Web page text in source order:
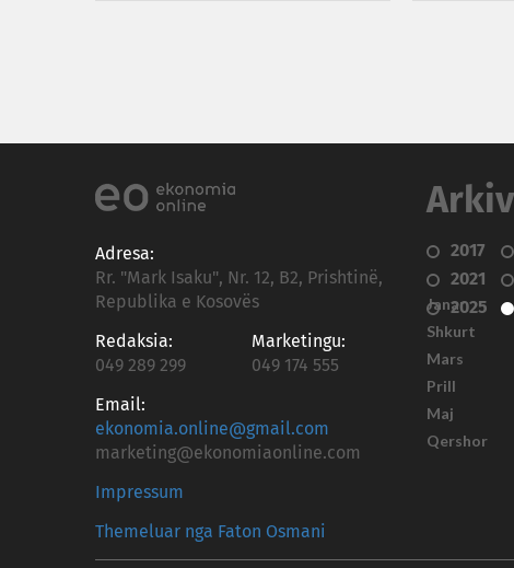
Adresa:
Rr. "Mark Isaku", Nr. 12, B2, Prishtinë,
Republika e Kosovës
Redaksia:
049 289 299
Marketingu:
049 174 555
Email:
ekonomia.online@gmail.com
marketing@ekonomiaonline.com
Impressum
Themeluar nga Faton Osmani
2017
2021
2025
Janar
Shkurt
Mars
Prill
Maj
Qershor